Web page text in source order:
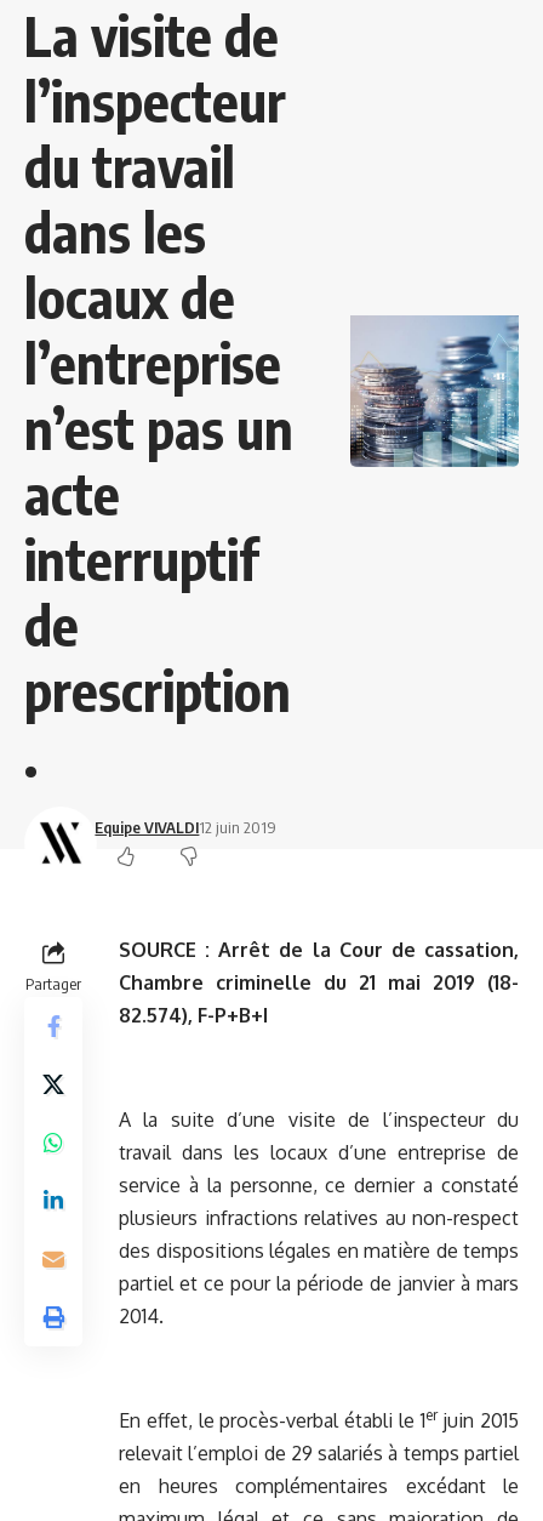
La visite de
l’inspecteur
du travail
dans les
locaux de
l’entreprise
n’est pas un
acte
interruptif
de
prescription
.
Equipe VIVALDI12 juin 2019
Partager
SOURCE :Arrêt de la Cour de cassation,
Chambre criminelle du 21 mai 2019 (18-
82.574), F-P+B+I
A la suite d’une visite de l’inspecteur du
travail dans les locaux d’une entreprise de
service à la personne, ce dernier a constaté
plusieurs infractions relatives au non-respect
des dispositions légales en matière de temps
partiel et ce pour la période de janvier à mars
2014.
En effet, le procès-verbal établi le 1erjuin 2015
relevait l’emploi de 29 salariés à temps partiel
en heures complémentaires excédant le